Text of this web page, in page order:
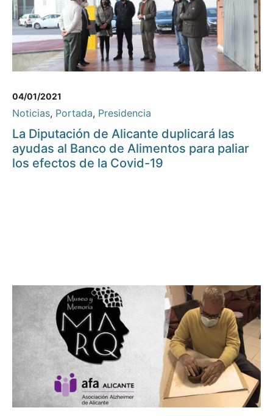
04/01/2021
Noticias, Portada, Presidencia
La Diputación de Alicante duplicará las
ayudas al Banco de Alimentos para paliar
los efectos de la Covid-19